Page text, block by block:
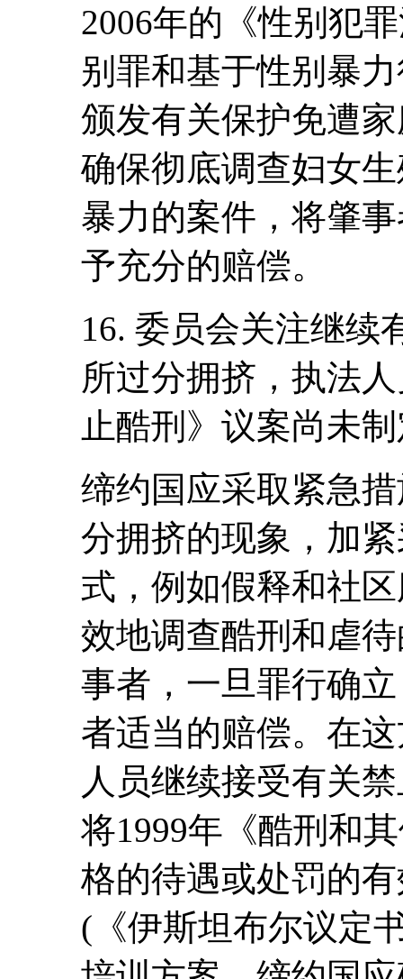
2006年的《性别犯
别罪和基于性别暴
颁发有关保护免遭
确保彻底调查妇女
暴力的案件，将肇
予充分的赔偿。
16. 委员会关注继续
所过分拥挤，执法
止酷刑》议案尚未
缔约国应采取紧急
分拥挤的现象，加
式，例如假释和社
效地调查酷刑和虐
事者，一旦罪行确
者适当的赔偿。在
人员继续接受有关
将1999年《酷刑和
格的待遇或处罚的
(《伊斯坦布尔议定